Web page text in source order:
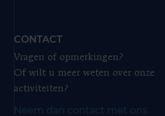
CONTACT
Vragen of opmerkingen?
Of wilt u meer weten over onze
activiteiten?
Neem dan contact met ons